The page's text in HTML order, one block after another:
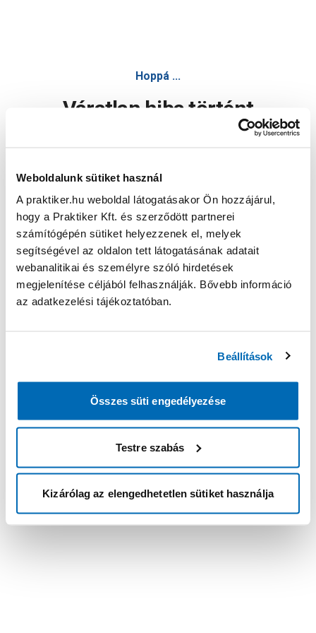
Weboldalunk sütiket használ
A praktiker.hu weboldal látogatásakor Ön hozzájárul,
hogy a Praktiker Kft. és szerződött partnerei
számítógépén sütiket helyezzenek el, melyek
segítségével az oldalon tett látogatásának adatait
webanalitikai és személyre szóló hirdetések
megjelenítése céljából felhasználják. Bővebb információ
az adatkezelési tájékoztatóban.
Beállítások
Összes süti engedélyezése
Testre szabás
Kizárólag az elengedhetetlen sütiket használja
Hoppá ...
Váratlan hiba történt
Oldal újratöltése